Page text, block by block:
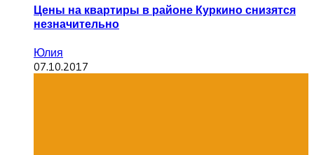
Цены на квартиры в районе Куркино снизятся
незначительно
Юлия
07.10.2017